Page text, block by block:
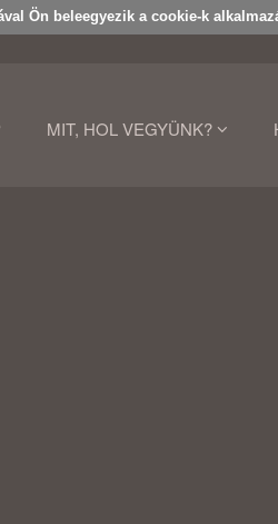
Ön beleegyezik a cookie-k
MIT, HOL VEGYÜNK?